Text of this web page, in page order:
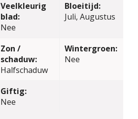
Veelkleurig
blad:
Nee
Bloeitijd:
Juli, Augustus
Zon /
schaduw:
Halfschaduw
Wintergroen:
Nee
Giftig:
Nee